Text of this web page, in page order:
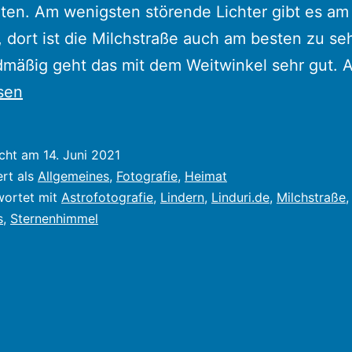
Am wenigsten störende Lichter gibt es am
dort ist die Milchstraße auch am besten zu
geht das mit dem Weitwinkel sehr gut.
am 14. Juni 2021
als Allgemeines, Fotografie, Heimat
mit Astrofotografie, Lindern, Linduri.de, Milchstraße,
, Sternenhimmel